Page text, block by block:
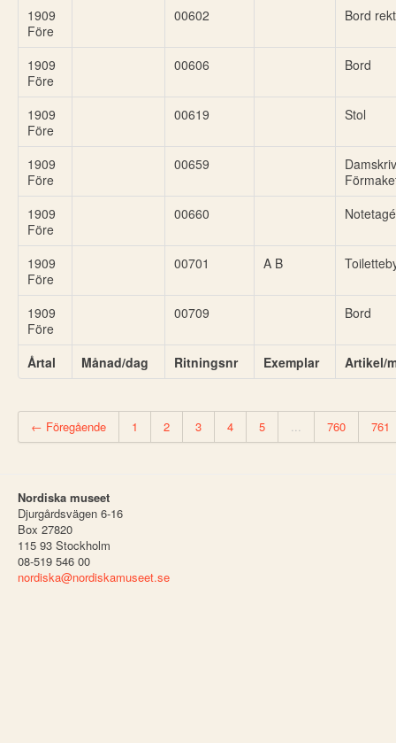
1909
Före
00602 Bord rekt
1909
Före
00606 Bord
1909
Före
00619 Stol
1909
Före
00659
1909
Före
00660
1909
Före
00701 A B
1909
Före
00709 Bord
Årtal Månad/dag Ritningsnr Exemplar Artikel/
← Föregående 1 2 3 4 5 ... 760 761
Nordiska museet
Djurgårdsvägen 6-16
Box 27820
115 93 Stockholm
08-519 546 00
nordiska@nordiskamuseet.se